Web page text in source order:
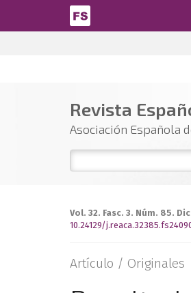
Pasar al contenido principal
Revista
Asociación Española
Vol. 32. Fasc. 3. Núm. 85.
10.24129/
Artículo / Originales